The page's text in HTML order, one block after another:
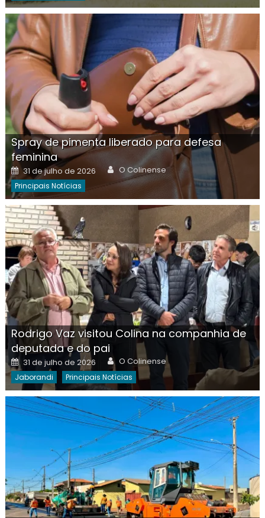
Spray de pimenta liberado para defesa
feminina
Posted
on
31 de julho de 2026 Author
O Colinense
Principais Notícias
Rodrigo Vaz visitou Colina na companhia de
deputada e do pai
Posted
on
31 de julho de 2026 Author
O Colinense
Jaborandi Principais Notícias